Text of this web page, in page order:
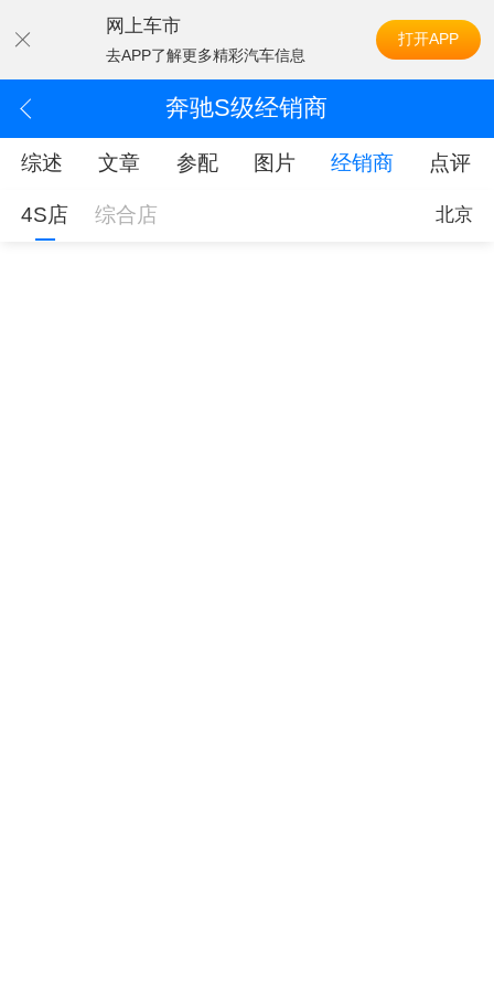
网上车市
去APP了解更多精彩汽车信息
打开APP
奔驰S级经销商
综述 文章 参配 图片 经销商 点评
4S店 综合店 北京